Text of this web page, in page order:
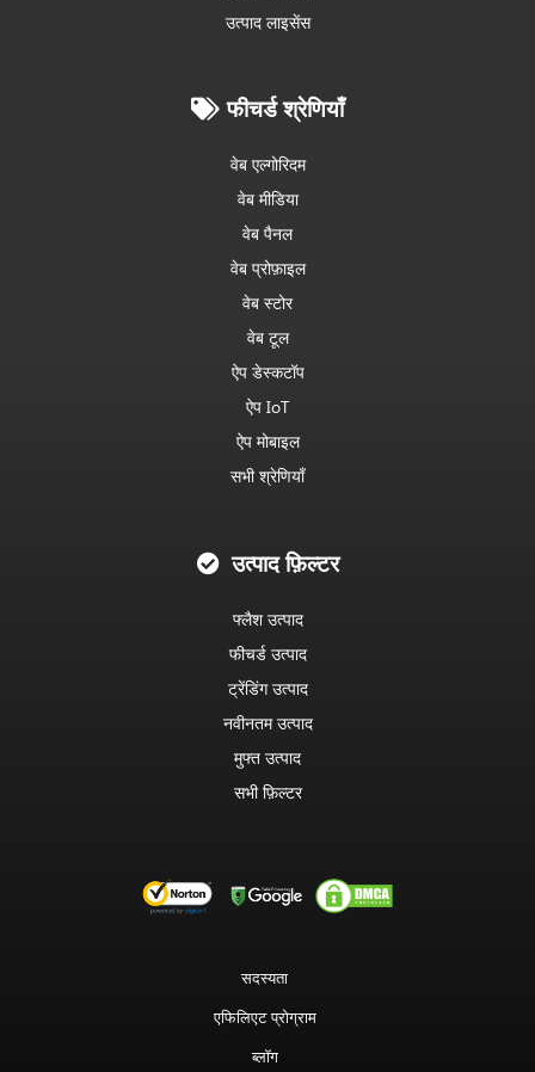
उत्पाद लाइसेंस
फीचर्ड श्रेणियाँ
वेब एल्गोरिदम
वेब मीडिया
वेब पैनल
वेब प्रोफ़ाइल
वेब स्टोर
वेब टूल
ऐप डेस्कटॉप
ऐप IoT
ऐप मोबाइल
सभी श्रेणियाँ
उत्पाद फ़िल्टर
फ्लैश उत्पाद
फीचर्ड उत्पाद
ट्रेंडिंग उत्पाद
नवीनतम उत्पाद
मुफ्त उत्पाद
सभी फ़िल्टर
सदस्यता
एफिलिएट प्रोग्राम
ब्लॉग